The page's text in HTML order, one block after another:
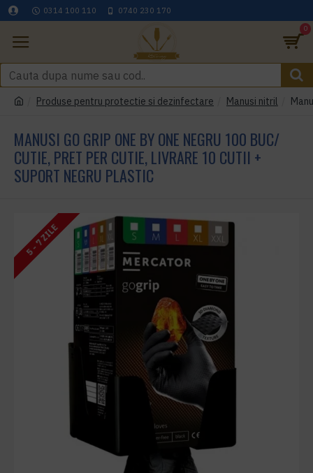
0314 100 110 0740 230 170
0
Produse pentru protectie si dezinfectare Manusi nitril
MANUSI GO GRIP ONE BY ONE NEGRU 100 BUC/
CUTIE, PRET PER CUTIE, LIVRARE 10 CUTII +
SUPORT NEGRU PLASTIC
5 - 7 ZILE